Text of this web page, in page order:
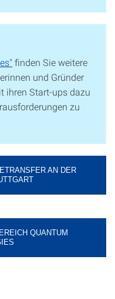
finden Sie weitere
und Gründer
ihren Start-ups dazu
zu
AN DER
QUANTUM